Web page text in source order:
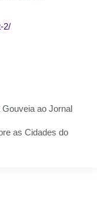
2/
ao Jornal
as Cidades do